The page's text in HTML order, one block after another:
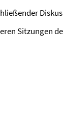
Sitzungen